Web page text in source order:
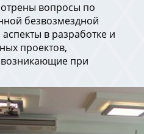
вопросы по
безвозмездной
в разработке и
проектов,
при